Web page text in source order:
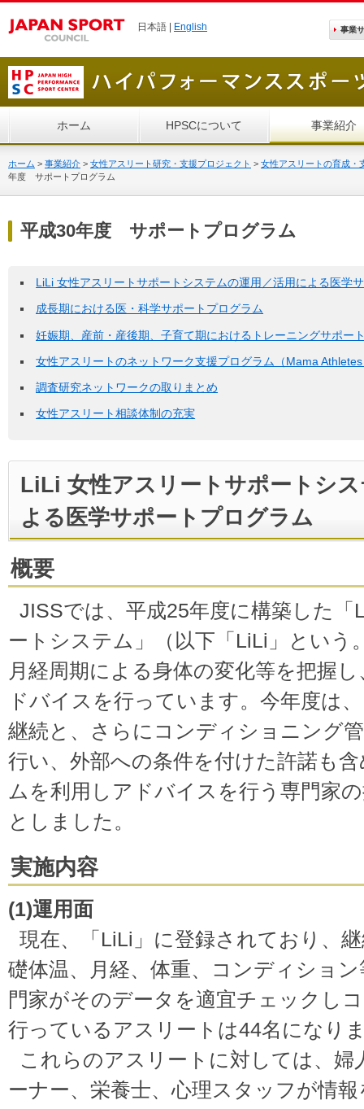
日本語 | English 事業
ホーム HPSCについて 事業紹介
ホーム > 事業紹介 > 女性アスリート研究・支援プロジェクト > 女性アスリートの育成・
年度 サポートプログラム
平成30年度 サポートプログラム
LiLi 女性アスリートサポートシステムの運用／活用による医学
成長期における医・科学サポートプログラム
妊娠期、産前・産後期、子育て期におけるトレーニングサポー
女性アスリートのネットワーク支援プログラム（Mama
調査研究ネットワークの取りまとめ
女性アスリート相談体制の充実
LiLi 女性アスリートサポートシ
よる医学サポートプログラム
概要
JISSでは、平成25年度に構築した
ートシステム」（以下「LiLi」という
月経周期による身体の変化等を把握
ドバイスを行っています。今年度は
継続と、さらにコンディショニング
行い、外部への条件を付けた許諾も
ムを利用しアドバイスを行う専門家
としました。
実施内容
(1)運用面
現在、「LiLi」に登録されており、
礎体温、月経、体重、コンディショ
門家がそのデータを適宜チェックし
行っているアスリートは44名になり
これらのアスリートに対しては、
ーナー、栄養士、心理スタッフが情